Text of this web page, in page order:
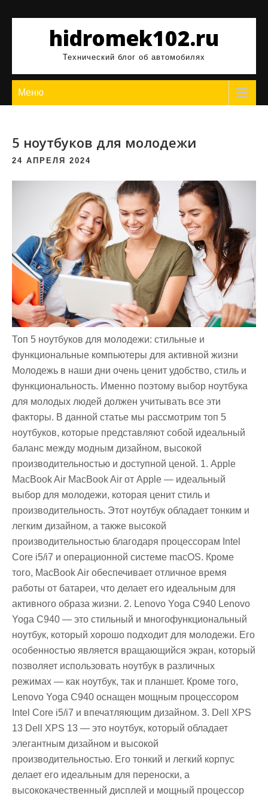
содержимомуhidromek102.ru
Технический блог об автомобилях
Меню
5 ноутбуков для молодежи
24 АПРЕЛЯ 2024
Топ 5 ноутбуков для молодежи: стильные и
функциональные компьютеры для активной жизни
Молодежь в наши дни очень ценит удобство, стиль и
функциональность. Именно поэтому выбор ноутбука
для молодых людей должен учитывать все эти
факторы. В данной статье мы рассмотрим топ 5
ноутбуков, которые представляют собой идеальный
баланс между модным дизайном, высокой
производительностью и доступной ценой. 1. Apple
MacBook Air MacBook Air от Apple — идеальный
выбор для молодежи, которая ценит стиль и
производительность. Этот ноутбук обладает тонким и
легким дизайном, а также высокой
производительностью благодаря процессорам Intel
Core i5/i7 и операционной системе macOS. Кроме
того, MacBook Air обеспечивает отличное время
работы от батареи, что делает его идеальным для
активного образа жизни. 2. Lenovo Yoga C940 Lenovo
Yoga C940 — это стильный и многофункциональный
ноутбук, который хорошо подходит для молодежи. Его
особенностью является вращающийся экран, который
позволяет использовать ноутбук в различных
режимах — как ноутбук, так и планшет. Кроме того,
Lenovo Yoga C940 оснащен мощным процессором
Intel Core i5/i7 и впечатляющим дизайном. 3. Dell XPS
13 Dell XPS 13 — это ноутбук, который обладает
элегантным дизайном и высокой
производительностью. Его тонкий и легкий корпус
делает его идеальным для переноски, а
высококачественный дисплей и мощный процессор